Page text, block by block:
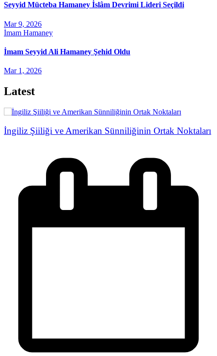
Seyyid Mücteba Hamaney İslâm Devrimi Lideri Seçildi
Mar 9, 2026
İmam Hamaney
İmam Seyyid Ali Hamaney Şehid Oldu
Mar 1, 2026
Latest
İngiliz Şiiliği ve Amerikan Sünniliğinin Ortak Noktaları